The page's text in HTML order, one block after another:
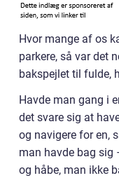
Hvor mange af os
parkere, så var det
bakspejlet til fulde,
Havde man gang i
det svare sig at
og navigere for en,
man havde bag sig
og håbe, man ikke